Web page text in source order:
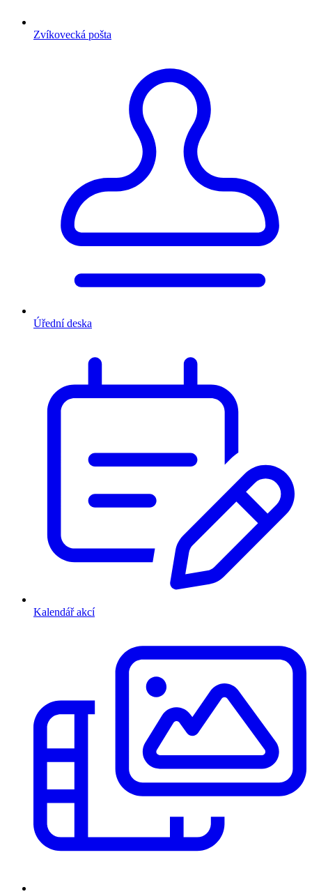
Zvíkovecká pošta
Úřední deska
Kalendář akcí